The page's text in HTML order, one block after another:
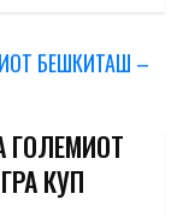
ГОЛЕМИОТ
КУП